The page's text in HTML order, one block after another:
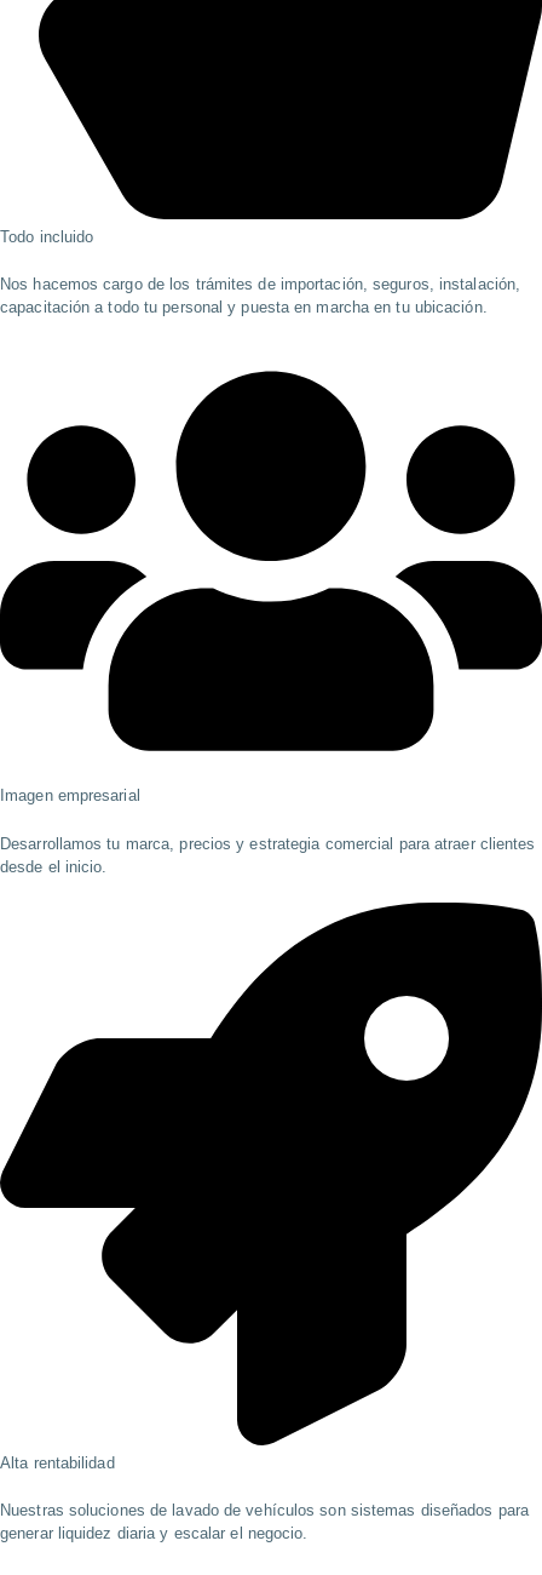
Todo incluido
Nos hacemos cargo de los trámites de importación, seguros, instalación,
capacitación a todo tu personal y puesta en marcha en tu ubicación.
Imagen empresarial
Desarrollamos tu marca, precios y estrategia comercial para atraer clientes
desde el inicio.
Alta rentabilidad
Nuestras soluciones de lavado de vehículos son sistemas diseñados para
generar liquidez diaria y escalar el negocio.